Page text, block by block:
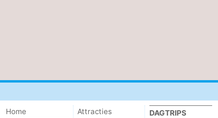
Home
Attracties
DAGTRIPS